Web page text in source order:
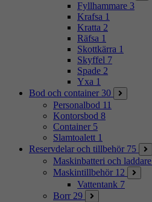
Fyllhammare 3
Krafsa 1
Kratta 2
Räfsa 1
Skottkärra 1
Skyffel 7
Spade 2
Yxa 1
Bod och container 30
Personalbod 11
Kontorsbod 8
Container 5
Slamtoalett 1
Reservdelar och tillbehör 75
Maskinbatteri och laddare
Maskintillbehör 12
Vattentank 7
Borr 29